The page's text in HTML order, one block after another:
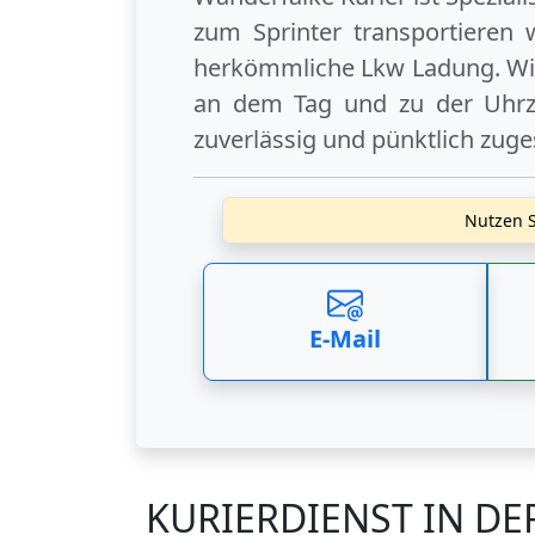
zum Sprinter transportieren
herkömmliche Lkw Ladung.
an dem Tag und zu der
zuverlässig und pünktlich
Nutzen
E-Mail
KURIERDIENST IN